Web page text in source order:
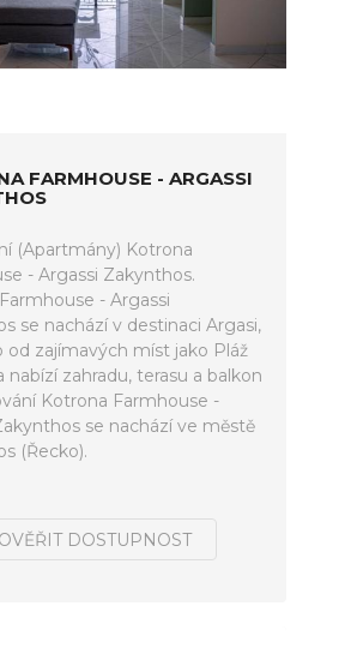
FARMHOUSE - ARGASSI
(Apartmány) Kotrona
- Argassi Zakynthos.
- Argassi
se nachází v destinaci Argasi,
od zajímavých míst jako Pláž
nabízí zahradu, terasu a balkon
Kotrona Farmhouse -
se nachází ve městě
(Řecko).
OVĚŘIT DOSTUPNOST